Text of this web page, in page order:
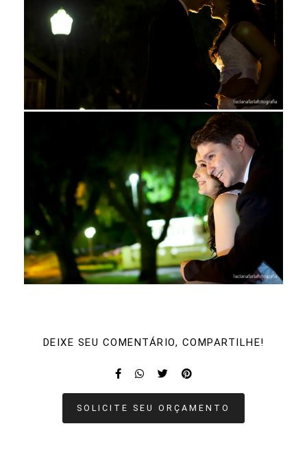
DEIXE SEU COMENTÁRIO, COMPARTILHE!
SOLICITE SEU ORÇAMENTO